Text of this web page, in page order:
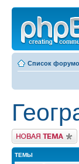
Список
Новая тема
ТЕМЫ